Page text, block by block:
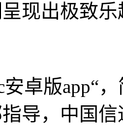
现出极致乐
卓版app“
导，中国